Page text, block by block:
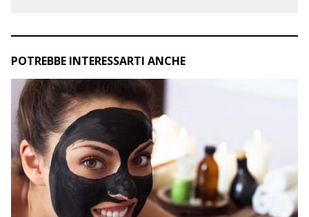
POTREBBE INTERESSARTI ANCHE